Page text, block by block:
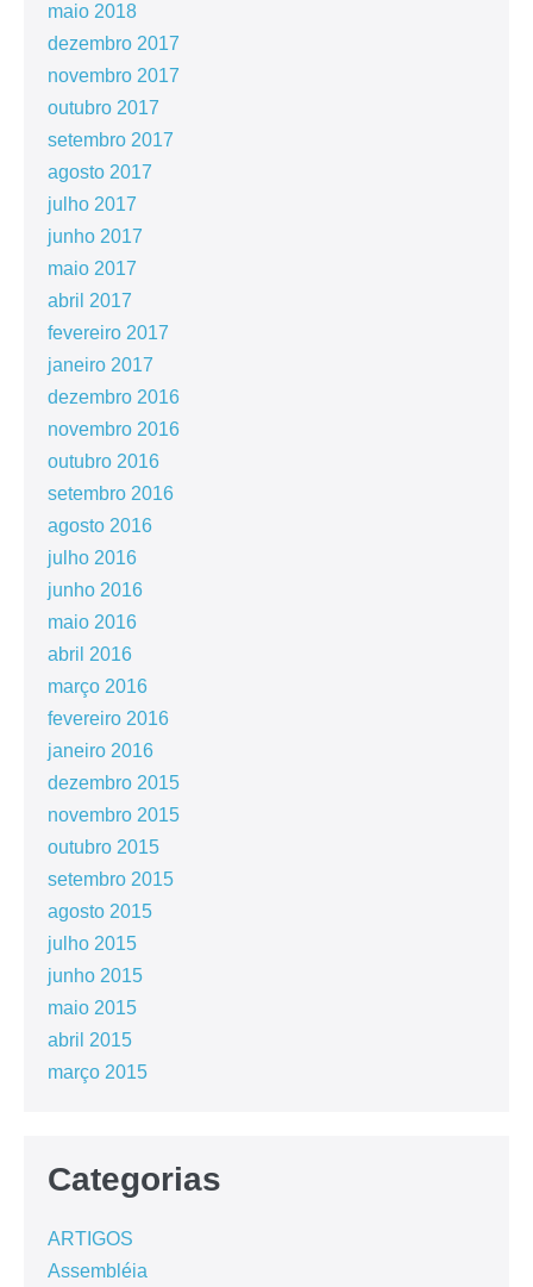
maio 2018
dezembro 2017
novembro 2017
outubro 2017
setembro 2017
agosto 2017
julho 2017
junho 2017
maio 2017
abril 2017
fevereiro 2017
janeiro 2017
dezembro 2016
novembro 2016
outubro 2016
setembro 2016
agosto 2016
julho 2016
junho 2016
maio 2016
abril 2016
março 2016
fevereiro 2016
janeiro 2016
dezembro 2015
novembro 2015
outubro 2015
setembro 2015
agosto 2015
julho 2015
junho 2015
maio 2015
abril 2015
março 2015
Categorias
ARTIGOS
Assembléia